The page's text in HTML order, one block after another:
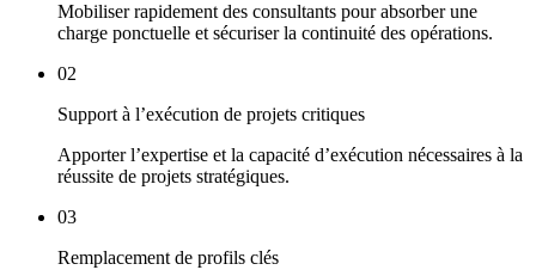
Mobiliser rapidement des consultants pour absorber une
charge ponctuelle et sécuriser la continuité des opérations.
02
Support à l’exécution de projets critiques
Apporter l’expertise et la capacité d’exécution nécessaires à la
réussite de projets stratégiques.
03
Remplacement de profils clés